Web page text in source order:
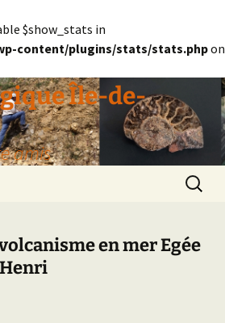
$show_stats in
content/plugins/stats/stats.phpon
Île-de-
amis
en mer Egée